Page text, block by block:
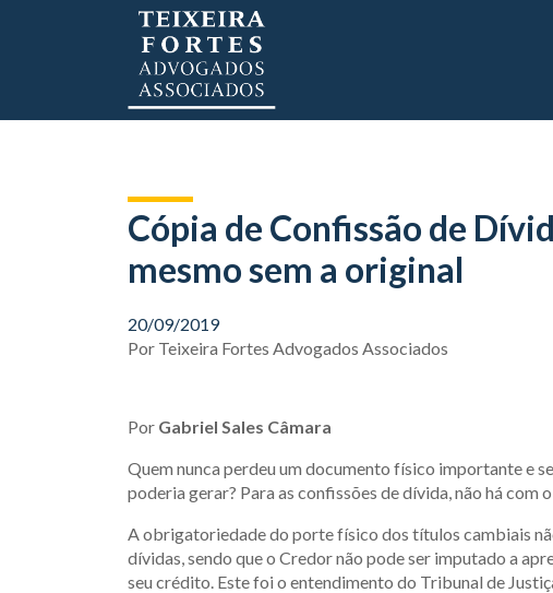
Cópia de Confissão de
mesmo sem a original
20/09/2019
Por Teixeira Fortes Advogados Associados
Por Gabriel Sales Câmara
Quem nunca perdeu um documento físico importante e
poderia gerar? Para as confissões de dívida, não há com
A obrigatoriedade do porte físico dos títulos cambiais
dívidas, sendo que o Credor não pode ser imputado a
seu crédito. Este foi o entendimento do Tribunal de